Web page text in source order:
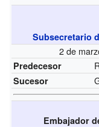
Subsecretario
2 de
Predecesor
Sucesor
Embajador